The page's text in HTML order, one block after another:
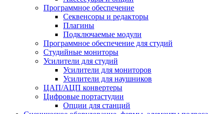
Программное обеспечение
Cеквенсоры и редакторы
Плагины
Подключаемые модули
Программное обеспечение для студий
Студийные мониторы
Усилители для студий
Усилители для мониторов
Усилители для наушников
ЦАП/АЦП конвертеры
Цифровые портастудии
Опции для станций